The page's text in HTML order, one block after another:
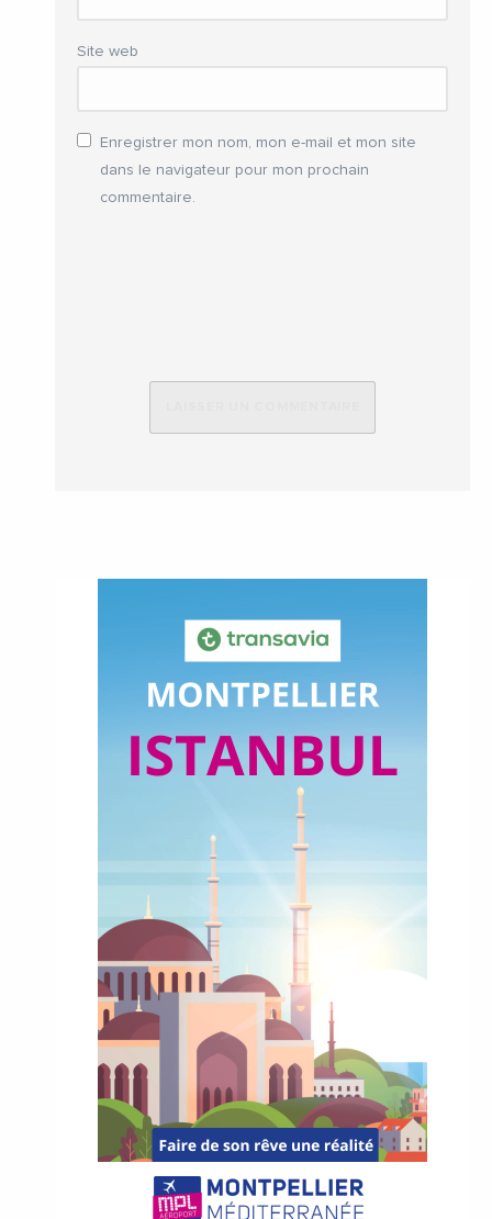
Site web
Enregistrer mon nom, mon e-mail et mon site
dans le navigateur pour mon prochain
commentaire.